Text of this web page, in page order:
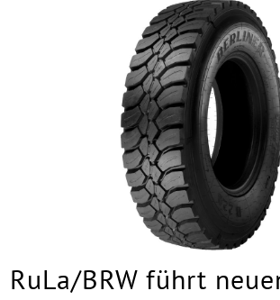
RuLa/BRW führt